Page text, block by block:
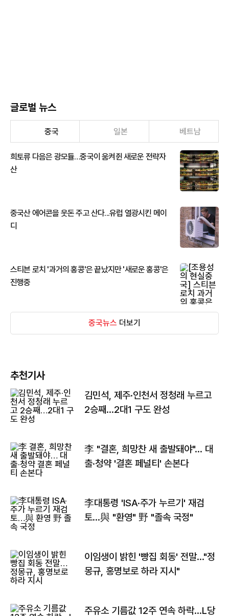
글로벌 뉴스
중국 일본 베트남
희토류 다음은 광모듈…중국이 움켜쥔 새로운 전략자
산
중국산 에어콘을 웃돈 주고 산다...유럽 열광시킨 메이
디
스티븐 로치 '과거의 홍콩'은 끝났지만 '새로운 홍콩'은
진행중
중국뉴스 더보기
추천기사
김민석, 제주·인천서 정청래 누르고
2승째…2대1 구도 완성
李 "결혼, 희망찬 새 출발돼야"… 대
출·청약 '결혼 페널티' 손본다
李대통령 'ISA·주가 누르기' 재검
토…與 "환영" 野 "졸속 국정"
이임생이 밝힌 '빵집 회동' 전말…"정
몽규, 홍명보로 하라 지시"
주유소 기름값 12주 연속 하락…L당